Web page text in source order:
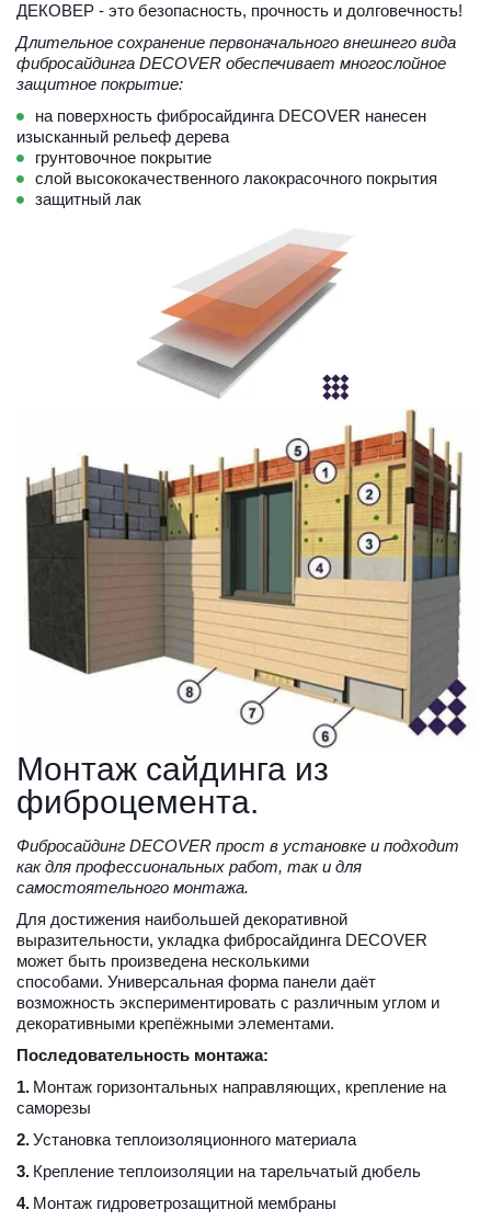
ДЕКОВЕР - это безопасность, прочность и долговечность!
Длительное сохранение первоначального внешнего вида
фибросайдинга DECOVER обеспечивает многослойное
защитное покрытие:
на поверхность фибросайдинга DECOVER нанесен
изысканный рельеф дерева
грунтовочное покрытие
слой высококачественного лакокрасочного покрытия
защитный лак
Монтаж сайдинга из
фиброцемента.
Фибросайдинг DECOVER прост в установке и подходит
как для профессиональных работ, так и для
самостоятельного монтажа.
Для достижения наибольшей декоративной
выразительности, укладка фибросайдинга DECOVER
может быть произведена несколькими
способами. Универсальная форма панели даёт
возможность экспериментировать с различным углом и
декоративными крепёжными элементами.
Последовательность монтажа:
1. Монтаж горизонтальных направляющих, крепление на
саморезы
2. Установка теплоизоляционного материала
3. Крепление теплоизоляции на тарельчатый дюбель
4. Монтаж гидроветрозащитной мембраны